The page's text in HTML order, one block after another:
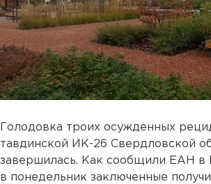
Голодовка троих осужденных
тавдинской ИК-26 Свердловской
завершилась. Как сообщили ЕАН
в понедельник заключенные